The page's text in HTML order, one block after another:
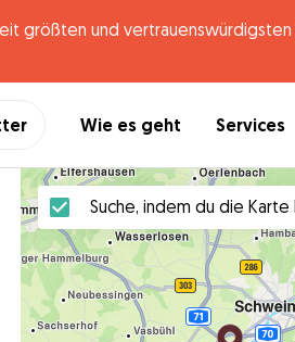
größten und vertrauenswürdigsten
Wie es geht Services
Suche, indem du die